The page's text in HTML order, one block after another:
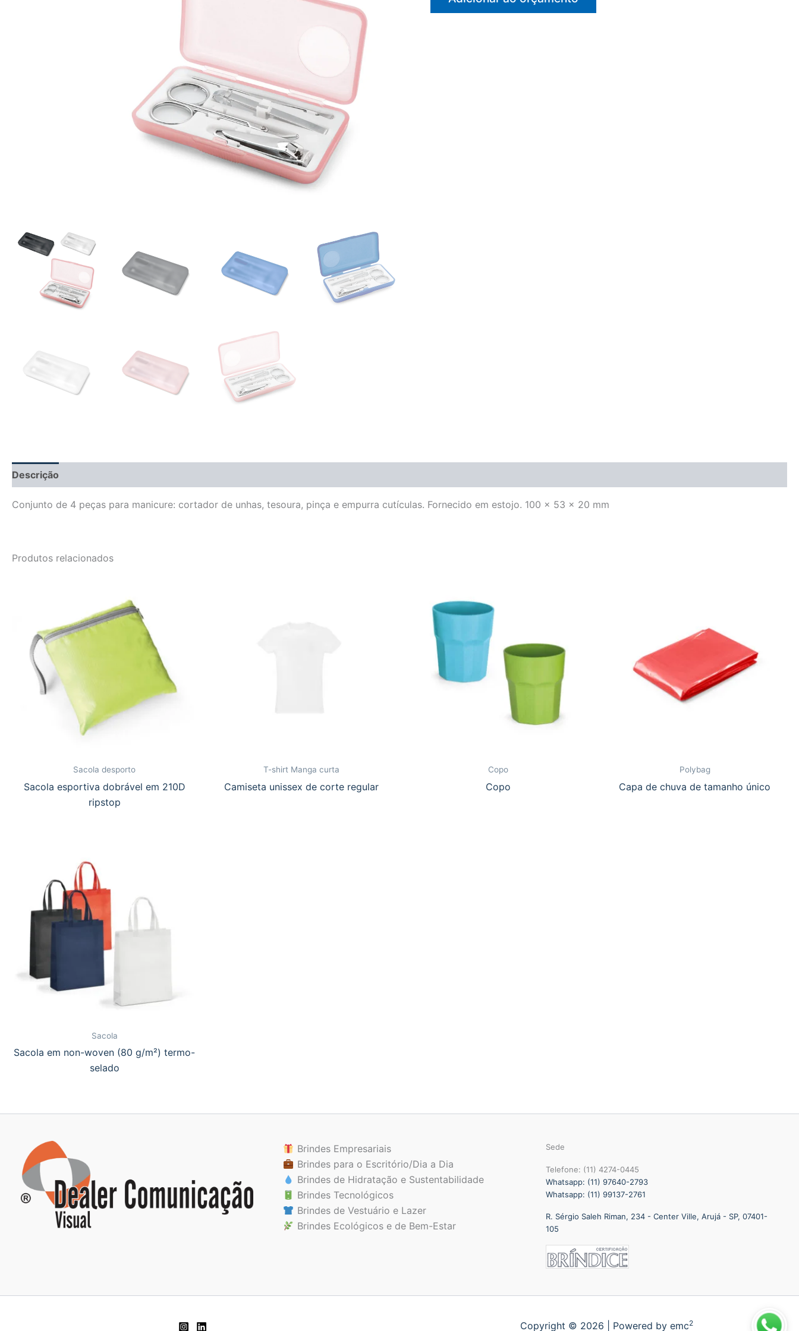
Descrição
Conjunto de 4 peças para manicure: cortador de unhas, tesoura, pinça e empurra cutículas. Fornecido em estojo. 100 x 53 x 20 mm
Produtos relacionados
Sacola desporto
Sacola esportiva dobrável em 210D
ripstop
T-shirt Manga curta
Camiseta unissex de corte regular
Copo
Copo
Polybag
Capa de chuva de tamanho único
Sacola
Sacola em non-woven (80 g/m²) termo-
selado
Brindes Empresariais
Brindes para o Escritório/Dia a Dia
Brindes de Hidratação e Sustentabilidade
Brindes Tecnológicos
Brindes de Vestuário e Lazer
Brindes Ecológicos e de Bem-Estar
Sede
Telefone: (11) 4274-0445
Whatsapp: (11) 97640-2793
Whatsapp: (11) 99137-2761
R. Sérgio Saleh Riman, 234 - Center Ville, Arujá - SP, 07401-
105
Copyright © 2026 | Powered by emc2